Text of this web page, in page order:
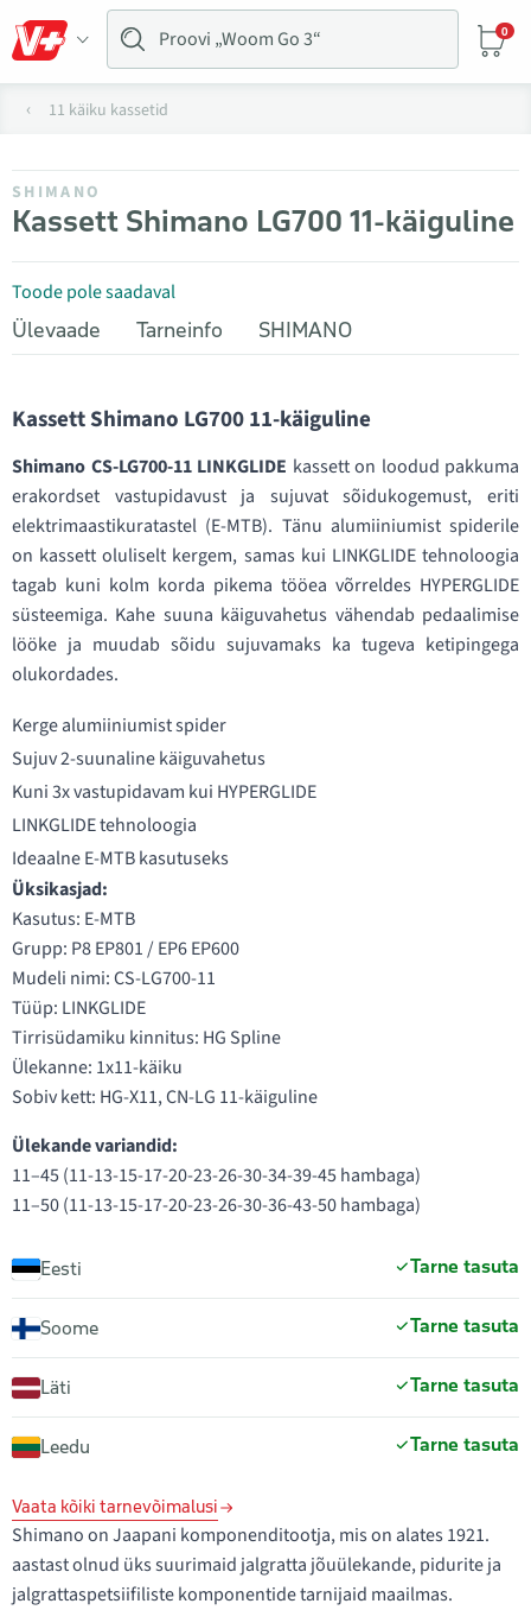
0
11 käiku kassetid
SHIMANO
Kassett Shimano LG700 11-käiguline
Toode pole saadaval
Ülevaade
Tarneinfo SHIMANO
Kassett Shimano LG700 11-käiguline
Shimano CS-LG700-11 LINKGLIDE kassett on loodud pakkuma
erakordset vastupidavust ja sujuvat sõidukogemust, eriti
elektrimaastikuratastel (E-MTB). Tänu alumiiniumist spiderile
on kassett oluliselt kergem, samas kui LINKGLIDE tehnoloogia
tagab kuni kolm korda pikema tööea võrreldes HYPERGLIDE
süsteemiga. Kahe suuna käiguvahetus vähendab pedaalimise
lööke ja muudab sõidu sujuvamaks ka tugeva ketipingega
olukordades.
Kerge alumiiniumist spider
Sujuv 2-suunaline käiguvahetus
Kuni 3x vastupidavam kui HYPERGLIDE
LINKGLIDE tehnoloogia
Ideaalne E-MTB kasutuseks
Üksikasjad:
Kasutus: E-MTB
Grupp: P8 EP801 / EP6 EP600
Mudeli nimi: CS-LG700-11
Tüüp: LINKGLIDE
Tirrisüdamiku kinnitus: HG Spline
Ülekanne: 1x11-käiku
Sobiv kett: HG-X11, CN-LG 11-käiguline
Ülekande variandid:
11–45 (11-13-15-17-20-23-26-30-34-39-45 hambaga)
11–50 (11-13-15-17-20-23-26-30-36-43-50 hambaga)
Eesti Tarne tasuta
Soome Tarne tasuta
Läti Tarne tasuta
Leedu Tarne tasuta
Vaata kõiki tarnevõimalusi
Shimano on Jaapani komponenditootja, mis on alates 1921.
aastast olnud üks suurimaid jalgratta jõuülekande, pidurite ja
jalgrattaspetsiifiliste komponentide tarnijaid maailmas.